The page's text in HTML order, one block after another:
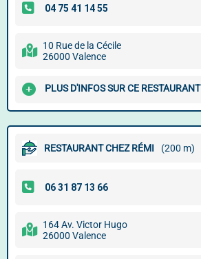
10 Rue de la Cécile
26000 Valence
PLUS D'INFOS SUR CE RESTAURANT
RESTAURANT CHEZ RÉMI (200 m)
164 Av. Victor Hugo
26000 Valence